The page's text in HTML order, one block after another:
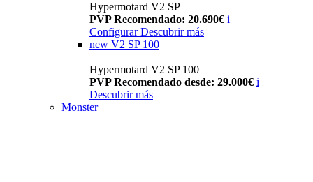
Hypermotard V2 SP
PVP Recomendado: 20.690€ i
Configurar Descubrir más
new V2 SP 100
Hypermotard V2 SP 100
PVP Recomendado desde: 29.000€ i
Descubrir más
Monster